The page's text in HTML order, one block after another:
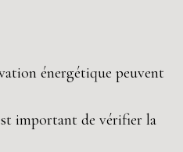
énergétique peuvent
important de vérifier la